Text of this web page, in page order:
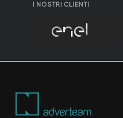
I NOSTRI CLIENTI